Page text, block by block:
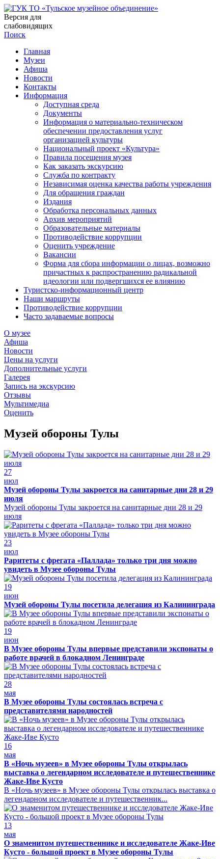
Версия для
слабовидящих
Поиск
Главная
Музеи
Афиша
Новости
Контакты
Информация
Доступная среда
Документы
Информация о материально-техническом
обеспечении предоставления услуг
организацией культуры
Национальный проект «Культура»
Правила посещения музея
Как заказать экскурсию
Служба по контракту
Независимая оценка качества работы учреждения
Для обращения граждан
Издания
Обработка персональных данных
Архив мероприятий
Образовательные материалы
Противодействие коррупции
Оценить учреждение
Вакансии
Форма для сбора информации о лицах, возможно
причастных к распространению радикальной
идеологии или подвергшихся ее влиянию
Туристско-информационный центр
Наши маршруты
Противодействие коррупции
Часто задаваемые вопросы
О музее
Афиша
Новости
Цены на услуги
Дополнительные услуги
Галерея
Запись на экскурсию
Отзывы
Мультимедиа
Оценить
Музей обороны Тулы
27
июл
Музей обороны Тулы закроется на санитарные дни 28 и 29
июля
Музей обороны Тулы закроется на санитарные дни 28 и 29
июля
23
июл
Раритеты с фрегата «Паллада» только три дня можно
увидеть в Музее обороны Тулы
19
июн
Музей обороны Тулы посетила делегация из Калининграда
19
июн
В Музее обороны Тулы впервые представили экспонаты о
работе врачей в блокадном Ленинграде
28
мая
В Музее обороны Тулы состоялась встреча с
представителями народностей
16
мая
В «Ночь музеев» в Музее обороны Тулы открылась
выставка о легендарном исследователе и путешественнике
Жаке-Иве Кусто
В «Ночь музеев» в Музее обороны Тулы открылась выставка о
легендарном исследователе и путешественник...
13
мая
О знаменитом путешественнике и исследователе Жаке-Иве
Кусто - большой проект в Музее обороны Тулы